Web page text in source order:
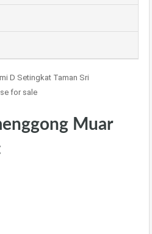
D Setingkat Taman Sri
for sale
Muar